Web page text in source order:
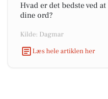
Hvad er det bedste ved
dine ord?
Kilde: Dagmar
Læs hele artiklen her